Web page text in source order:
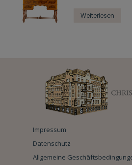
Weiterlesen
Impressum
Datenschutz
Allgemeine